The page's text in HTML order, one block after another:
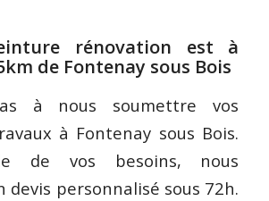
rénovation est à
de Fontenay sous Bois
à nous soumettre vos
à Fontenay sous Bois.
de vos besoins, nous
devis personnalisé sous 72h.